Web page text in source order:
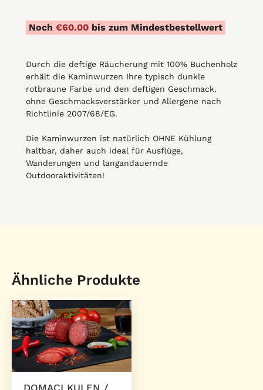
Noch €60.00 bis zum Mindestbestellwert
Durch die deftige Räucherung mit 100% Buchenholz
erhält die Kaminwurzen Ihre typisch dunkle
rotbraune Farbe und den deftigen Geschmack.
ohne Geschmacksverstärker und Allergene nach
Richtlinie 2007/68/EG.
Die Kaminwurzen ist natürlich OHNE Kühlung
haltbar, daher auch ideal für Ausflüge,
Wanderungen und langandauernde
Outdooraktivitäten!
Ähnliche Produkte